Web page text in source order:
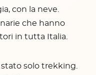
con la neve.
che hanno
in tutta Italia.
solo trekking.